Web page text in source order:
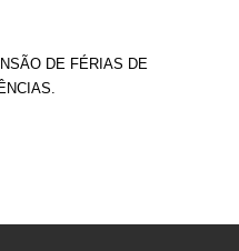
DE FÉRIAS DE